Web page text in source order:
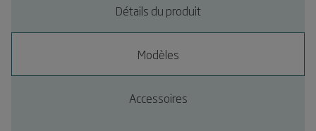
Détails du produit
Modèles
Accessoires